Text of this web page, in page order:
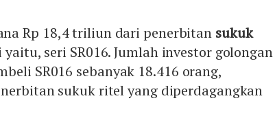
Rp 18,4 triliun dari penerbitan sukuk
seri SR016. Jumlah investor golongan
SR016 sebanyak 18.416 orang,
sukuk ritel yang diperdagangkan